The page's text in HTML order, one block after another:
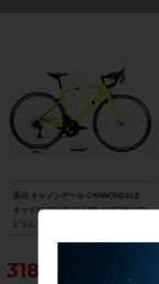
美品 キャノンデール CANNONDALE
キャド13 CAAD 13 12速 ULTEGRA Di
2 リムブレーキ 2021年 ロードバイク 5
318,021円